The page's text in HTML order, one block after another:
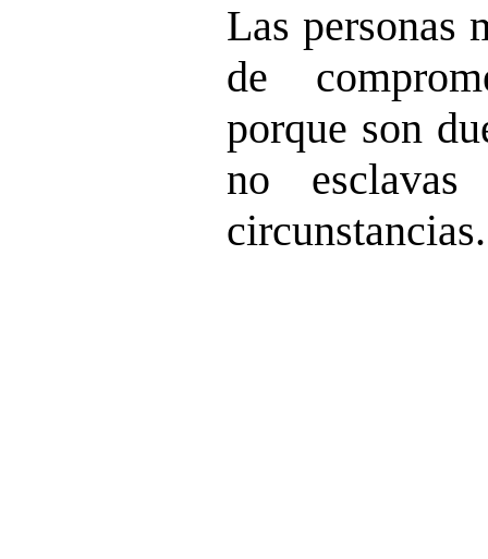
Las personas
de
porque son
no
circunstancias.